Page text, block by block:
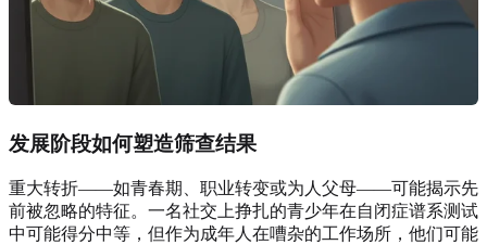
发展阶段如何塑造筛查结果
重大转折——如青春期、职业转变或为人父母——可能揭示先
前被忽略的特征。一名社交上挣扎的青少年在自闭症谱系测试
中可能得分中等，但作为成年人在嘈杂的工作场所，他们可能